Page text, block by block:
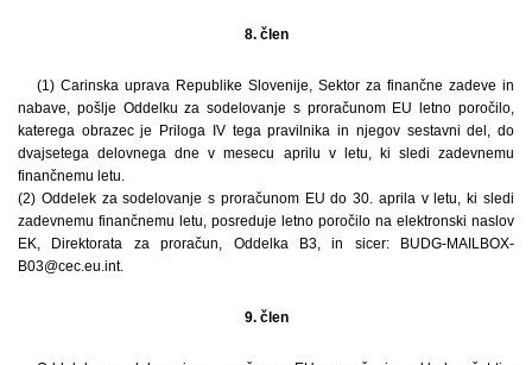
8. člen
(1) Carinska uprava Republike Slovenije, Sektor za finančne zadeve in
nabave, pošlje Oddelku za sodelovanje s proračunom EU letno poročilo,
katerega obrazec je Priloga IV tega pravilnika in njegov sestavni del, do
dvajsetega delovnega dne v mesecu aprilu v letu, ki sledi zadevnemu
finančnemu letu.
(2) Oddelek za sodelovanje s proračunom EU do 30. aprila v letu, ki sledi
zadevnemu finančnemu letu, posreduje letno poročilo na elektronski naslov
EK, Direktorata za proračun, Oddelka B3, in sicer: BUDG-MAILBOX-
B03@cec.eu.int.
9. člen